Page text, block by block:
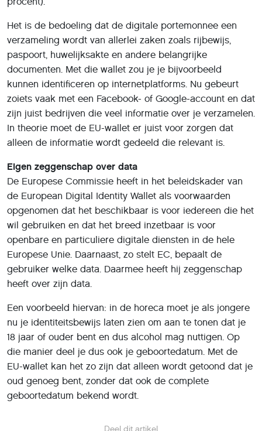
Deel dit artikel
Het is de bedoeling dat de digitale portemonnee een
verzameling wordt van allerlei zaken zoals rijbewijs,
paspoort, huwelijksakte en andere belangrijke
documenten. Met die wallet zou je je bijvoorbeeld
kunnen identificeren op internetplatforms. Nu gebeurt
zoiets vaak met een Facebook- of Google-account en dat
zijn juist bedrijven die veel informatie over je verzamelen.
In theorie moet de EU-wallet er juist voor zorgen dat
alleen de informatie wordt gedeeld die relevant is.
Eigen zeggenschap over data
De Europese Commissie heeft in het beleidskader van
de European Digital Identity Wallet als voorwaarden
opgenomen dat het beschikbaar is voor iedereen die het
wil gebruiken en dat het breed inzetbaar is voor
openbare en particuliere digitale diensten in de hele
Europese Unie. Daarnaast, zo stelt EC, bepaalt de
gebruiker welke data. Daarmee heeft hij zeggenschap
heeft over zijn data.
Een voorbeeld hiervan: in de horeca moet je als jongere
nu je identiteitsbewijs laten zien om aan te tonen dat je
18 jaar of ouder bent en dus alcohol mag nuttigen. Op
die manier deel je dus ook je geboortedatum. Met de
EU-wallet kan het zo zijn dat alleen wordt getoond dat je
oud genoeg bent, zonder dat ook de complete
geboortedatum bekend wordt.